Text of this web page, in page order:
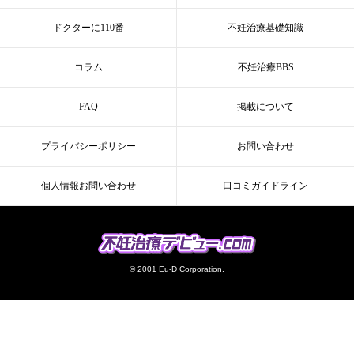
ドクターに110番 不妊治療基礎知識
コラム 不妊治療BBS
FAQ 掲載について
プライバシーポリシー お問い合わせ
個人情報お問い合わせ 口コミガイドライン
© 2001 Eu-D Corporation.